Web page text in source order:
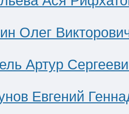
Олег
Артур
Евгений